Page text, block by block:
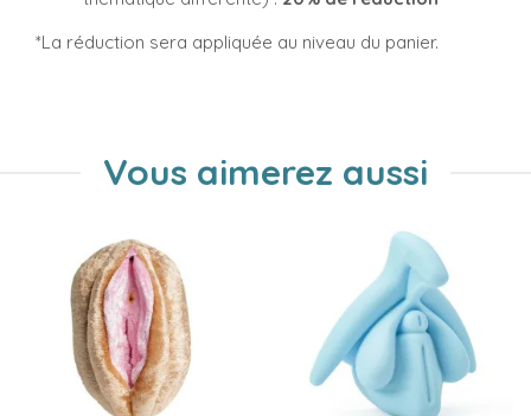
*La réduction sera appliquée au niveau du panier.
Vous aimerez aussi